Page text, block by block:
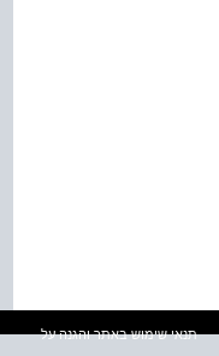
תנאי שימוש באתר והגנה על